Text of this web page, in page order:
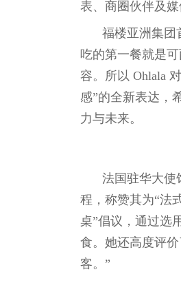
表、商圈伙伴及媒
福楼亚洲集团
吃的第一餐就是
容。所以 Ohlala
感”的全新表达，
力与未来。
法国驻华大使
程，称赞其为“法
桌”倡议，通过选
食。她还高度评
客。”